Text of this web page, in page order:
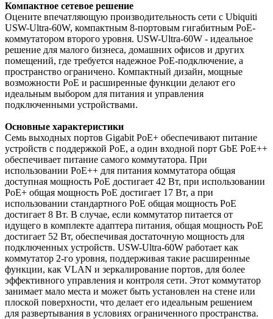
Компактное сетевое решение
Оцените впечатляющую производительность сети с Ubiquiti
USW-Ultra-60W, компактным 8-портовым гигабитным PoE-
коммутатором второго уровня. USW-Ultra-60W - идеальное
решение для малого бизнеса, домашних офисов и других
помещений, где требуется надежное PoE-подключение, а
пространство ограничено. Компактный дизайн, мощные
возможности PoE и расширенные функции делают его
идеальным выбором для питания и управления
подключенными устройствами.
Основные характеристики
Семь выходных портов Gigabit PoE+ обеспечивают питание
устройств с поддержкой PoE, а один входной порт GbE PoE++
обеспечивает питание самого коммутатора. При
использовании PoE++ для питания коммутатора общая
доступная мощность PoE достигает 42 Вт, при использовании
PoE+ общая мощность PoE достигает 17 Вт, а при
использовании стандартного PoE общая мощность PoE
достигает 8 Вт. В случае, если коммутатор питается от
идущего в комплекте адаптера питания, общая мощность PoE
достигает 52 Вт, обеспечивая достаточную мощность для
подключенных устройств. USW-Ultra-60W работает как
коммутатор 2-го уровня, поддерживая такие расширенные
функции, как VLAN и зеркалирование портов, для более
эффективного управления и контроля сети. Этот коммутатор
занимает мало места и может быть установлен на стене или
плоской поверхности, что делает его идеальным решением
для развертывания в условиях ограниченного пространства.